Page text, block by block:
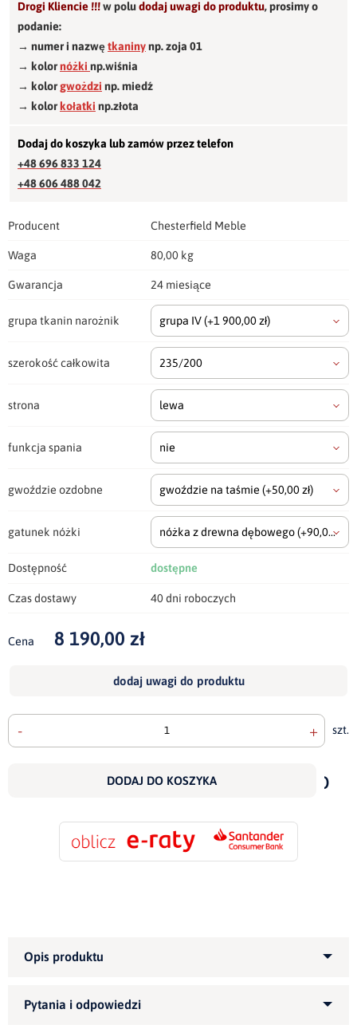
Drogi Kliencie !!!w poludodaj uwagi do produktu,prosimy o
podanie:
→ numer i nazwętkaninynp. zoja 01
→ kolornóżki np.wiśnia
→ kolorgwożdzi np. miedź
→ kolorkołatki np.złota
Dodaj do koszyka lub zamów przez telefon
+48 696 833 124
+48 606 488 042
Producent Chesterfield Meble
Waga 80,00 kg
Gwarancja 24 miesiące
grupa tkanin narożnik grupa IV(+1 900,00 zł)
szerokość całkowita 235/200
strona lewa
funkcja spania nie
gwoździe ozdobne gwoździe na taśmie (+50,00 zł)
gatunek nóżki nóżka z drewna dębowego(+90,00 zł)
Dostępność dostępne
Czas dostawy 40 dni roboczych
Cena 8 190,00 zł
dodaj uwagi do produktu
- + szt.
DODAJ DO KOSZYKA
do